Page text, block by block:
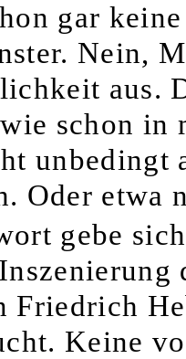
gar
Nein,
aus.
schon
unbedingt
Oder etwa
gebe
Friedrich
Keine